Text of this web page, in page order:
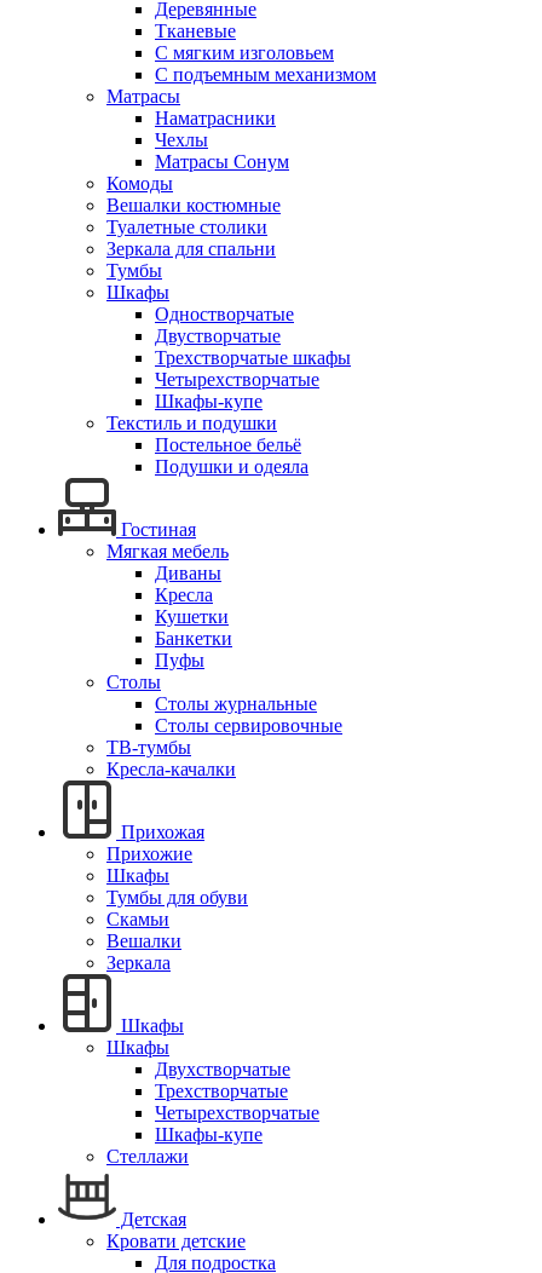
Деревянные
Тканевые
С мягким изголовьем
С подъемным механизмом
Матрасы
Наматрасники
Чехлы
Матрасы Сонум
Комоды
Вешалки костюмные
Туалетные столики
Зеркала для спальни
Тумбы
Шкафы
Одностворчатые
Двустворчатые
Трехстворчатые шкафы
Четырехстворчатые
Шкафы-купе
Текстиль и подушки
Постельное бельё
Подушки и одеяла
Гостиная
Мягкая мебель
Диваны
Кресла
Кушетки
Банкетки
Пуфы
Столы
Столы журнальные
Столы сервировочные
ТВ-тумбы
Кресла-качалки
Прихожая
Прихожие
Шкафы
Тумбы для обуви
Скамьи
Вешалки
Зеркала
Шкафы
Шкафы
Двухстворчатые
Трехстворчатые
Четырехстворчатые
Шкафы-купе
Стеллажи
Детская
Кровати детские
Для подростка